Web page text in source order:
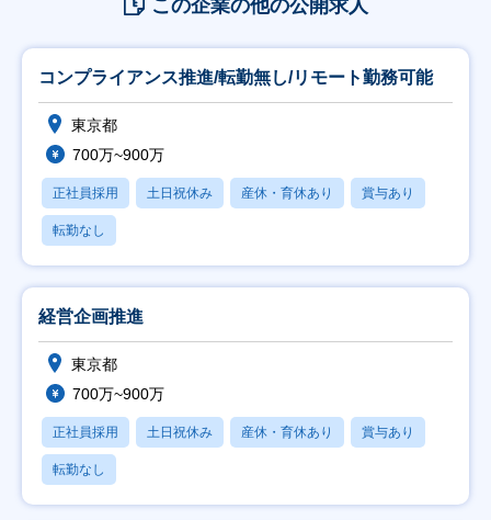
この企業の他の公開求人
コンプライアンス推進/転勤無し/リモート勤務可能
東京都
700万~900万
正社員採用 土日祝休み 産休・育休あり 賞与あり
転勤なし
経営企画推進
東京都
700万~900万
正社員採用 土日祝休み 産休・育休あり 賞与あり
転勤なし